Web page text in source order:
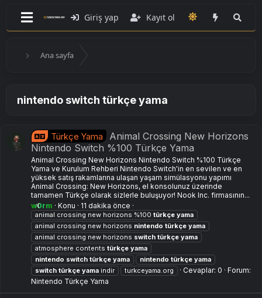
Giriş yap Kayıt ol
Ana sayfa
nintendo switch türkçe yama
Türkçe Yama
Animal Crossing New Horizons
Nintendo Switch %100 Türkçe Yama
Animal Crossing New Horizons Nintendo Switch %100 Türkçe
Yama ve Kurulum Rehberi Nintendo Switch'in en sevilen ve en
yüksek satış rakamlarına ulaşan yaşam simülasyonu yapımı
Animal Crossing: New Horizons, el konsolunuz üzerinde
tamamen Türkçe olarak sizlerle buluşuyor! Nook Inc. firmasının...
w0rm
Konu 11 dakika önce
animal crossing new horizons %100 türkçe yama
animal crossing new horizons nintendo türkçe yama
animal crossing new horizons switch türkçe yama
atmosphere contents türkçe yama
nintendo switch türkçe yama nintendo türkçe yama
switch türkçe yama indir turkceyama.org Cevaplar: 0
Forum:
Nintendo Türkçe Yama